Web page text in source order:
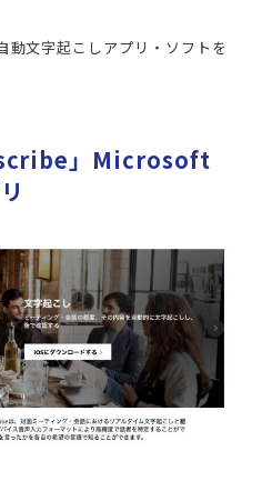
動文字起こしアプリ・ソフトを
」Microsoft